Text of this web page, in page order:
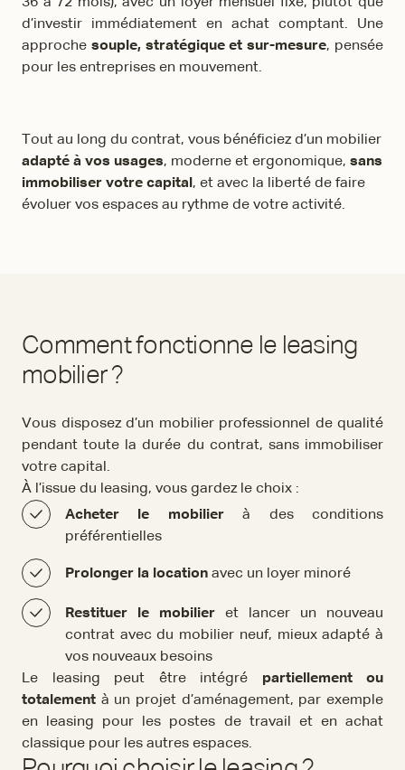
d’investir immédiatement en achat comptant. Une
approche souple, stratégique et sur-mesure, pensée
pour les entreprises en mouvement.
Tout au long du contrat, vous bénéficiez d’un mobilier
adapté à vos usages, moderne et ergonomique, sans
immobiliser votre capital , et avec la liberté de faire
évoluer vos espaces au rythme de votre activité.
Comment fonctionne le leasing
mobilier ?
Vous disposez d’un mobilier professionnel de qualité
pendant toute la durée du contrat, sans immobiliser
votre capital.
À l’issue du leasing, vous gardez le choix :
Acheter le mobilierà des conditions
préférentielles
Prolonger la location avec un loyer minoré
Restituer le mobilier et lancer un nouveau
contrat avec du mobilier neuf, mieux adapté à
vos nouveaux besoins
Le leasing peut être intégré partiellement ou
totalement à un projet d’aménagement, par exemple
en leasing pour les postes de travail et en achat
classique pour les autres espaces.